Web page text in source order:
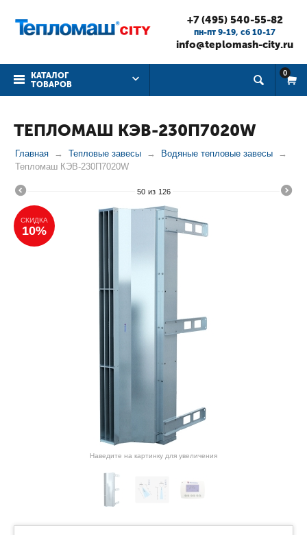
+7 (495) 540-55-82
пн-пт 9-19, cб 10-17
info@teplomash-city.ru
КАТАЛОГ
ТОВАРОВ
0
ТЕПЛОМАШ КЭВ-230П7020W
Главная Тепловые завесы
Водяные тепловые завесы
Тепломаш КЭВ-230П7020W
50 из 126
СКИДКА
10%
Наведите на картинку для увеличения